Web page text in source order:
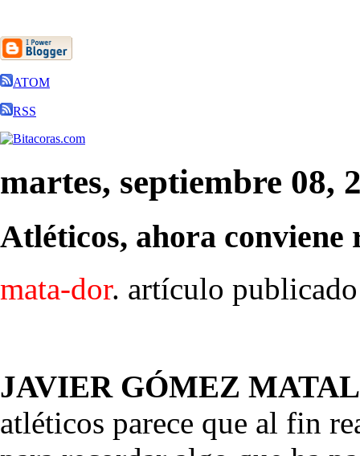
ATOM
RSS
martes, septiembre 08,
Atléticos, ahora conviene
mata-dor. artículo
JAVIER GÓMEZ
atléticos parece que al fin